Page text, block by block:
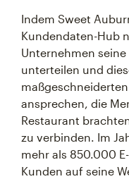
Indem Sweet
Kundendaten-Hub
Unternehmen
unterteilen und
ansprechen, die
Restaurant
zu verbinden. Im
mehr als 850.000
Kunden auf seine